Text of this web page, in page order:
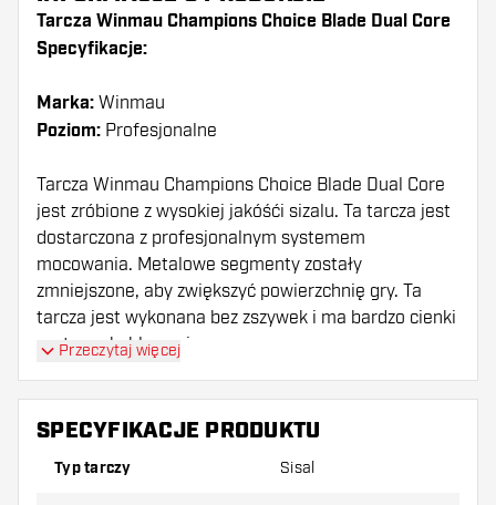
Tarcza Winmau Champions Choice Blade Dual Core
Specyfikacje:
Marka: Winmau
Poziom: Profesjonalne
Tarcza Winmau Champions Choice Blade Dual Core
jest zróbione z wysokiej jakóśći sizalu. Ta tarcza jest
dostarczona z profesjonalnym systemem
mocowania. Metalowe segmenty zostały
zmniejszone, aby zwiększyć powierzchnię gry. Ta
tarcza jest wykonana bez zszywek i ma bardzo cienki
system okablowania.
W regularnych odstępach, zalecamy usunięcie
obręczy punktowej z tarczy i obrócić tarczy o kilka
rozprzestrzeni zużycie, aby dać najdłuższe życie
Przeczytaj więcej
SPECYFIKACJE PRODUKTU
Typ tarczy Sisal